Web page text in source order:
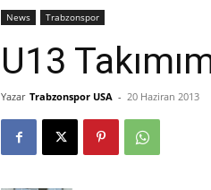
News Trabzonspor
U13
Yazar Trabzonspor USA - 20 Haziran 2013